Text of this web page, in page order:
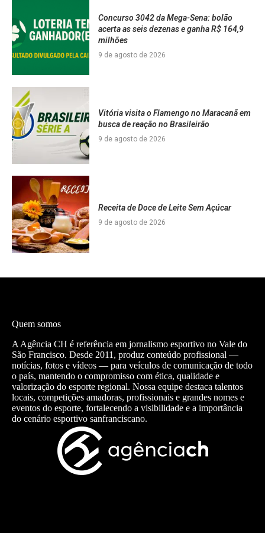
Concurso 3042 da Mega-Sena: bolão
acerta as seis dezenas e ganha R$ 164,9
milhões
9 de agosto de 2026
Vitória visita o Flamengo no Maracanã em
busca de reação no Brasileirão
9 de agosto de 2026
Receita de Doce de Leite Sem Açúcar
9 de agosto de 2026
Quem somos
A Agência CH é referência em jornalismo esportivo no Vale do
São Francisco. Desde 2011, produz conteúdo profissional —
notícias, fotos e vídeos — para veículos de comunicação de todo
o país, mantendo o compromisso com ética, qualidade e
valorização do esporte regional. Nossa equipe destaca talentos
locais, competições amadoras, profissionais e grandes nomes e
eventos do esporte, fortalecendo a visibilidade e a importância
do cenário esportivo sanfranciscano.